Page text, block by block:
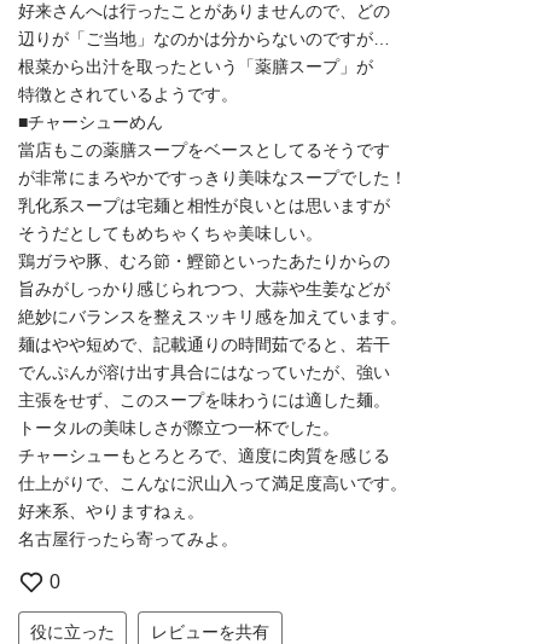
好来さんへは行ったことがありませんので、どの
辺りが「ご当地」なのかは分からないのですが…
根菜から出汁を取ったという「薬膳スープ」が
特徴とされているようです。
■チャーシューめん
當店もこの薬膳スープをベースとしてるそうです
が非常にまろやかですっきり美味なスープでした！
乳化系スープは宅麺と相性が良いとは思いますが
そうだとしてもめちゃくちゃ美味しい。
鶏ガラや豚、むろ節・鰹節といったあたりからの
旨みがしっかり感じられつつ、大蒜や生姜などが
絶妙にバランスを整えスッキリ感を加えています。
麺はやや短めで、記載通りの時間茹でると、若干
でんぷんが溶け出す具合にはなっていたが、強い
主張をせず、このスープを味わうには適した麺。
トータルの美味しさが際立つ一杯でした。
チャーシューもとろとろで、適度に肉質を感じる
仕上がりで、こんなに沢山入って満足度高いです。
好来系、やりますねぇ。
名古屋行ったら寄ってみよ。
0
役に立った レビューを共有